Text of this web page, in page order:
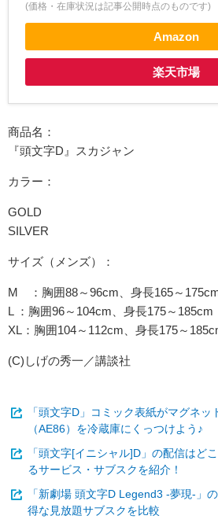
(価格・在庫状況は記事公開時点のものです)
Amazon
楽天市場
商品名：
『頭文字D』スカジャン
カラー：
GOLD
SILVER
サイズ（メンズ）：
M ：胸囲88～96cm、身長165～
L ：胸囲96～104cm、身長175～185cm
XL：胸囲104～112cm、身長175～
(C)しげの秀一／講談社
「頭文字D」コミック表紙がマグネ
（AE86）を冷蔵庫にくっつけよう♪
「頭文字[イニシャル]D」の配信はど
るサービス・サブスクを紹介！
「新劇場 頭文字D Legend3 -夢現-」
得な見放題サブスクを比較